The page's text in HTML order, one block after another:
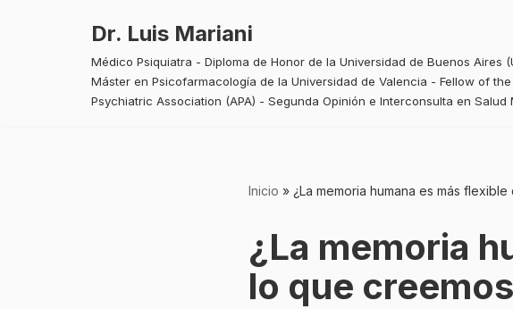
Dr. Luis Mariani
Médico Psiquiatra - Diploma de Honor de la Universidad de Buenos Aires
Máster en Psicofarmacología de la Universidad de Valencia - Fellow of
Psychiatric Association (APA) - Segunda Opinión e Interconsulta en Salud
Inicio » ¿La memoria humana es más
¿La memoria
lo que